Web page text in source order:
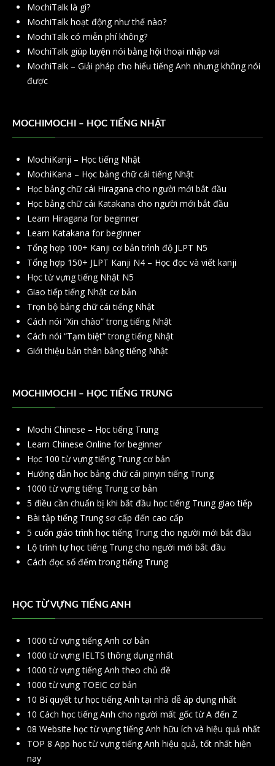
MochiTalk là gì?
MochiTalk hoạt động như thế nào?
MochiTalk có miễn phí không?
MochiTalk giúp luyện nói bằng hội thoại nhập vai
MochiTalk – Giải pháp cho hiểu tiếng Anh nhưng không nói
được
MOCHIMOCHI – HỌC TIẾNG NHẬT
MochiKanji – Học tiếng Nhật
MochiKana – Học bảng chữ cái tiếng Nhật
Học bảng chữ cái Hiragana cho người mới bắt đầu
Học bảng chữ cái Katakana cho người mới bắt đầu
Learn Hiragana for beginner
Learn Katakana for beginner
Tổng hợp 100+ Kanji cơ bản trình độ JLPT N5
Tổng hợp 150+ JLPT Kanji N4 – Học đọc và viết kanji
Học từ vựng tiếng Nhật N5
Giao tiếp tiếng Nhật cơ bản
Trọn bộ bảng chữ cái tiếng Nhật
Cách nói “Xin chào” trong tiếng Nhật
Cách nói “Tạm biệt” trong tiếng Nhật
Giới thiệu bản thân bằng tiếng Nhật
MOCHIMOCHI – HỌC TIẾNG TRUNG
Mochi Chinese – Học tiếng Trung
Learn Chinese Online for beginner
Học 100 từ vựng tiếng Trung cơ bản
Hướng dẫn học bảng chữ cái pinyin tiếng Trung
1000 từ vựng tiếng Trung cơ bản
5 điều cần chuẩn bị khi bắt đầu học tiếng Trung giao tiếp
Bài tập tiếng Trung sơ cấp đến cao cấp
5 cuốn giáo trình học tiếng Trung cho người mới bắt đầu
Lộ trình tự học tiếng Trung cho người mới bắt đầu
Cách đọc số đếm trong tiếng Trung
HỌC TỪ VỰNG TIẾNG ANH
1000 từ vựng tiếng Anh cơ bản
1000 từ vựng IELTS thông dụng nhất
1000 từ vựng tiếng Anh theo chủ đề
1000 từ vựng TOEIC cơ bản
10 Bí quyết tự học tiếng Anh tại nhà dễ áp dụng nhất
10 Cách học tiếng Anh cho người mất gốc từ A đến Z
08 Website học từ vựng tiếng Anh hữu ích và hiệu quả nhất
TOP 8 App học từ vựng tiếng Anh hiệu quả, tốt nhất hiện
nay